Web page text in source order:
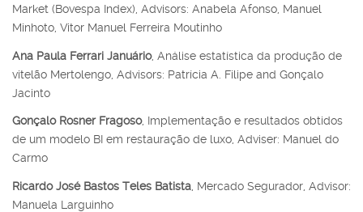
Market (Bovespa Index), Advisors: Anabela Afonso, Manuel
Minhoto, Vitor Manuel Ferreira Moutinho
Ana Paula Ferrari Januário, Análise estatística da produção de
vitelão Mertolengo, Advisors: Patrícia A. Filipe and Gonçalo
Jacinto
Gonçalo Rosner Fragoso, Implementação e resultados obtidos
de um modelo BI em restauração de luxo, Adviser: Manuel do
Carmo
Ricardo José Bastos Teles Batista , Mercado Segurador, Advisor:
Manuela Larguinho